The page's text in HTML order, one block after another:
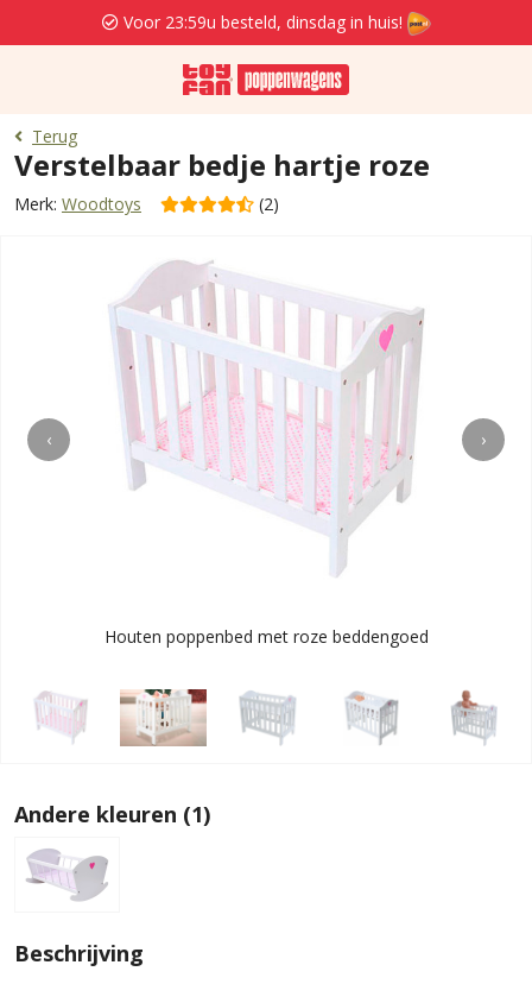
Voor 23:59u besteld, dinsdag in huis!
Terug
Verstelbaar bedje hartje roze
Merk: Woodtoys (2)
‹ ›
Houten poppenbed met roze beddengoed
Andere kleuren (1)
Beschrijving